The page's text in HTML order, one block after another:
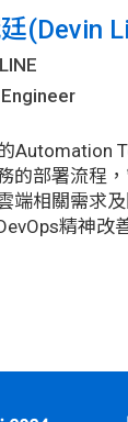
(Devin
Automation
的部署流程
端相關需求
精神改